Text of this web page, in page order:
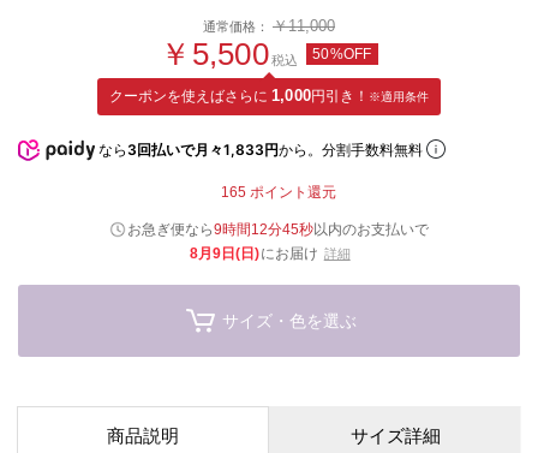
通常価格： ￥11,000
￥5,500税込 50%OFF
クーポンを使えばさらに 1,000円引き！ ※適用条件
なら 3回払いで月々1,833円から。分割手数料無料
165ポイント還元
お急ぎ便なら9時間12分43秒以内のお支払いで
8月9日(日)にお届け 詳細
サイズ・色を選ぶ
商品説明 サイズ詳細